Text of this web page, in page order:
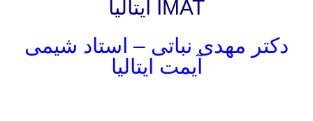
IMAT ایتالیا
دکتر مهدی نباتی – استاد شیمی
آیمت ایتالیا